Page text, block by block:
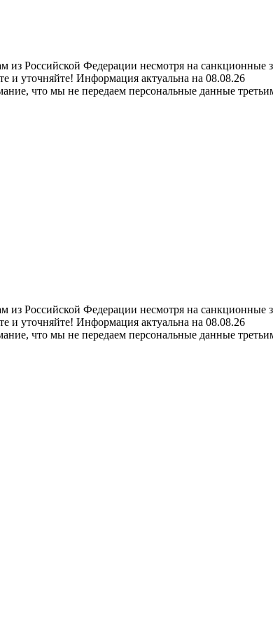
из Российской Федерации несмотря на
и уточняйте! Информация актуальна на 08.08.26
что мы не передаем персональные данные
из Российской Федерации несмотря на
и уточняйте! Информация актуальна на 08.08.26
что мы не передаем персональные данные